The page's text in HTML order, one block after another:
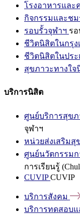
โรงอาหารและ
กิจกรรมและชม
รอบรั้วจุฬาฯ ร
ชีวิตนิสิตในกรุง
ชีวิตนิสิตในประ
สุขภาวะทางใจ
บริการนิสิต
ศูนย์บริการสุข
จุฬาฯ
หน่วยส่งเสริมสุ
ศูนย์นวัตกรรมก
การเรียนรู้
CUVIPCUVIP
บริการสังคม
บริการทดสอบแ